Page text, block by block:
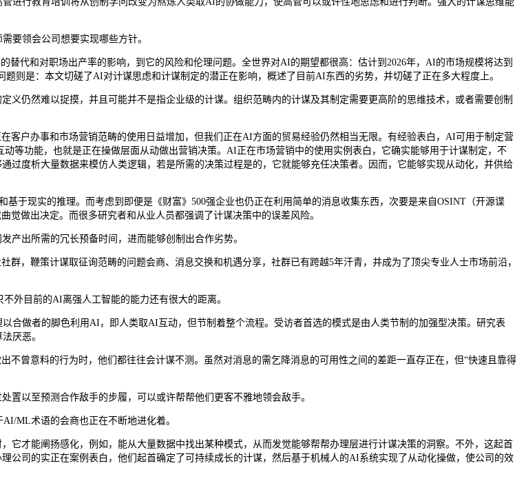
领会公司想要实现哪些方针。
代和对职场出产率的影响，到它的风险和伦理问题。全世界对AI的期望都很高：估计到2026年，AI的市场规模将达到
则是：本文切磋了AI对计谋思虑和计谋制定的潜正在影响，概述了目前AI东西的劣势，并切磋了正在多大程度上。
仍然难以捉摸，并且可能并不是指企业级的计谋。组织范畴内的计谋及其制定需要更高阶的思维技术，或者需要创制
户办事和市场营销范畴的使用日益增加，但我们正在AI方面的贸易经验仍然相当无限。有经验表白，AI可用于制定营
等功能，也就是正在操做层面从动做出营销决策。AI正在市场营销中的使用实例表白，它确实能够用于计谋制定，不
度析大量数据来模仿人类逻辑，若是所需的决策过程是的，它就能够充任决策者。因而，它能够实现从动化，并供给
现实的推理。而考虑到即便是《财富》500强企业也仍正在利用简单的消息收集东西，次要是来自OSINT（开源谍
做出决定。而很多研究者和从业人员都强调了计谋决策中的误差风险。
出所需的冗长预备时间，进而能够创制出合作劣势。
鞭策计谋取征询范畴的问题会商、消息交换和机遇分享，社群已有跨越5年汗青，并成为了顶尖专业人士市场前沿，
外目前的AI离强人工智能的能力还有很大的距离。
做者的脚色利用AI，即人类取AI互动，但节制着整个流程。受访者首选的模式是由人类节制的加强型决策。研究表
厌恶。
曾意料的行为时，他们都往往会计谋不测。虽然对消息的需乞降消息的可用性之间的差距一直存正在，但“快速且靠得
以至预测合作敌手的步履，可以或许帮帮他们更客不雅地领会敌手。
ML术语的会商也正在不断地进化着。
才能阐扬感化，例如，能从大量数据中找出某种模式，从而发觉能够帮帮办理层进行计谋决策的洞察。不外，这起首
公司的实正在案例表白，他们起首确定了可持续成长的计谋，然后基于机械人的AI系统实现了从动化操做，使公司的效